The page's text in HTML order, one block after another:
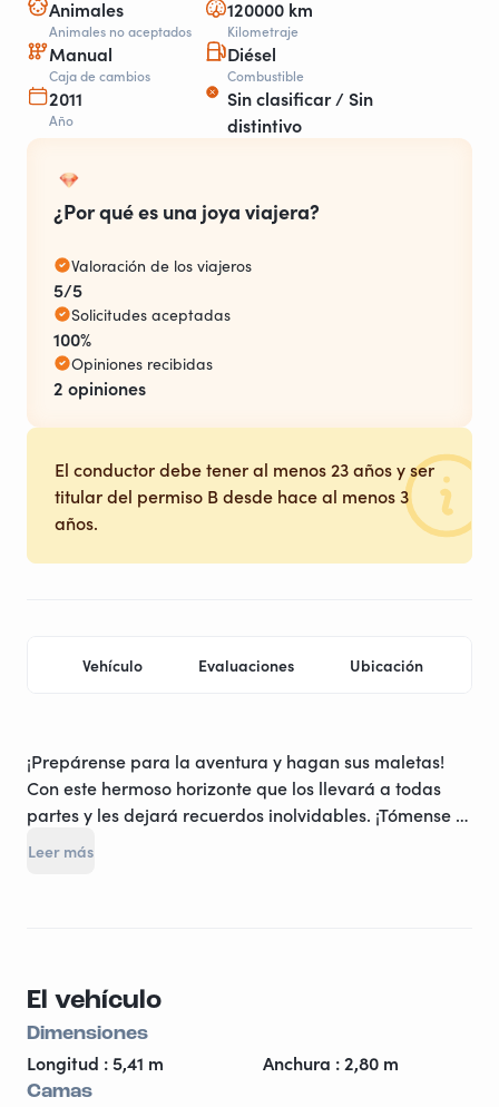
Animales
Animales no aceptados
120000 km
Kilometraje
Manual
Caja de cambios
Diésel
Combustible
2011
Año
Sin clasificar / Sin
distintivo
¿Por qué es una joya viajera?
Valoración de los viajeros
5/5
Solicitudes aceptadas
100%
Opiniones recibidas
2 opiniones
El conductor debe tener al menos 23 años y ser
titular del permiso B desde hace al menos 3
años.
Vehículo Evaluaciones Ubicación
¡Prepárense para la aventura y hagan sus maletas!
Con este hermoso horizonte que los llevará a todas
partes y les dejará recuerdos inolvidables. ¡Tómense el
tiempo para contemplar la naturaleza y recorrer
Leer más
El vehículo
Dimensiones
Longitud : 5,41 m Anchura : 2,80 m
Camas